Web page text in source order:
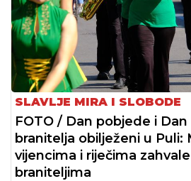
SLAVLJE MIRA I SLOBODE
FOTO / Dan pobjede i
branitelja obilježeni u
vijencima i riječima
braniteljima